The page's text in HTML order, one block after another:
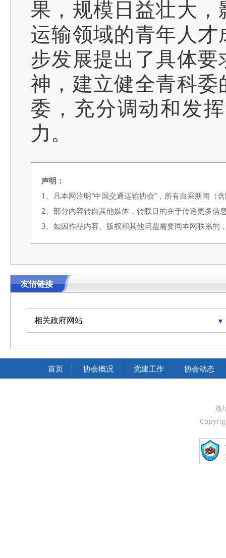
果，规模日益壮大
运输领域的青年人
步发展提出了具体
神，建立健全青科
委，充分调动和发
力。
声明：
1、凡本网注明“中国交通运输协会”，所有自采新闻（
2、部分内容转自其他媒体，转载目的在于传递更多信
3、如因作品内容、版权和其他问题需要同本网联系
友情链接
相关政府网站
中国交通运输协会官网
首页 协会概况 党建工作 协会动态
地